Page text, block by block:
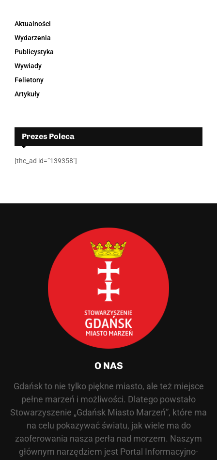
Aktualności
Wydarzenia
Publicystyka
Wywiady
Felietony
Artykuły
Prezes Poleca
[the_ad id=”139358″]
O NAS
Gdańsk to nie tylko piękne miasto, ale też miejsce
pełne marzeń i możliwości. Dlatego powstało
Stowarzyszenie „Gdańsk Miasto Marzeń”, które ma
na celu pokazywać światu, jak wiele ma do
zaoferowania nasza perła nad morzem. Naszym
głównym narzędziem jest Portal Informacyjno-